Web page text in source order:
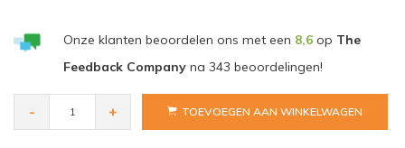
Onze klanten beoordelen ons met een 8,6op The
Feedback Companyna 343 beoordelingen!
- + TOEVOEGEN AAN WINKELWAGEN